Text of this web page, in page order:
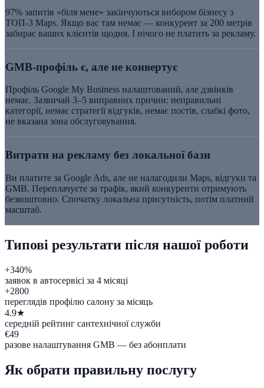
97% запитів «біля мене» закінчуються вибором бізнесу з
ТОП-3 Maps. Якщо вас там немає — конкурент за 200 метрів
забирає ваших клієнтів щодня. І нічого не платить за рекламу.
GMB-профіль є, але не конвертує
Профіль Google My Business налаштований, але дзвінків
немає. Зазвичай 3–5 виправних причин: неправильні
категорії, немає стратегії відгуків, немає постів, слабкі фото,
не вказана зона обслуговування.
Витрати на рекламу без локальної бази
Ви платите за Google Ads, але не налагодили Maps, відгуки та
GMB. Переплачуєте за трафік, який конкуренти отримують
безкоштовно. Спочатку локальна присутність, потім платний
масштаб.
Типові результати після нашої роботи
+340%
заявок в автосервісі за 4 місяці
+2800
переглядів профілю салону за місяць
4.9★
середній рейтинг сантехнічної служби
€49
разове налаштування GMB — без абонплати
Як обрати правильну послугу